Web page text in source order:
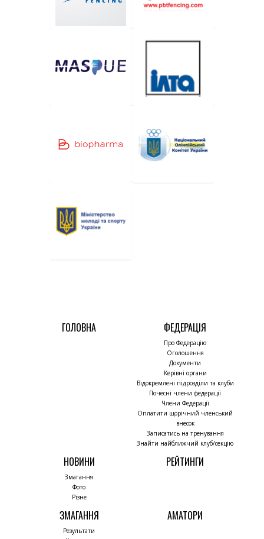
ГОЛОВНА ФЕДЕРАЦІЯ
Про Федерацію
Оголошення
Документи
Керівні органи
Відокремлені підрозділи та клуби
Почесні члени федерації
Члени Федерації
Оплатити щорічний членський
внесок
Записатись на тренування
Знайти найближчий клуб/секцію
НОВИНИ
Змагання
Фото
Різне
РЕЙТИНГИ
ЗМАГАННЯ
Результати
АМАТОРИ